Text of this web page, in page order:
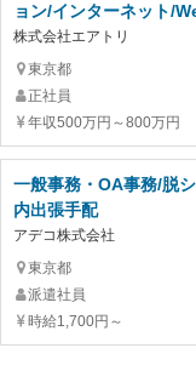
ョン/インターネット/
株式会社エアトリ
東京都
正社員
年収500万円～800万円
一般事務・OA事務/脱
内出張手配
アデコ株式会社
東京都
派遣社員
時給1,700円～